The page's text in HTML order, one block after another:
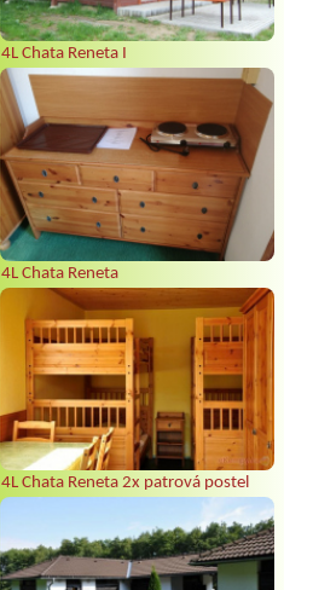
4L Chata Reneta I
4L Chata Reneta
4L Chata Reneta 2x patrová postel